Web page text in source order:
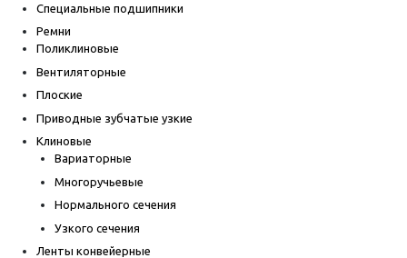
Специальные подшипники
Ремни
Поликлиновые
Вентиляторные
Плоские
Приводные зубчатые узкие
Клиновые
Вариаторные
Многоручьевые
Нормального сечения
Узкого сечения
Ленты конвейерные